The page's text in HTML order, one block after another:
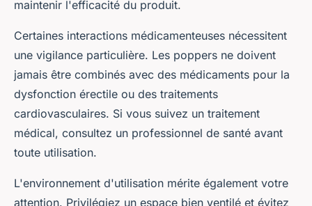
maintenir l'efficacité du produit.
Certaines interactions médicamenteuses nécessitent
une vigilance particulière. Les poppers ne doivent
jamais être combinés avec des médicaments pour la
dysfonction érectile ou des traitements
cardiovasculaires. Si vous suivez un traitement
médical, consultez un professionnel de santé avant
toute utilisation.
L'environnement d'utilisation mérite également votre
attention. Privilégiez un espace bien ventilé et évitez